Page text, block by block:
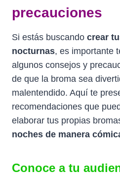
precauciones
Si estás buscando crear
nocturnas, es importante
algunos consejos y
de que la broma sea
malentendido. Aquí te
recomendaciones que
elaborar tus propias
noches de manera
Conoce a tu